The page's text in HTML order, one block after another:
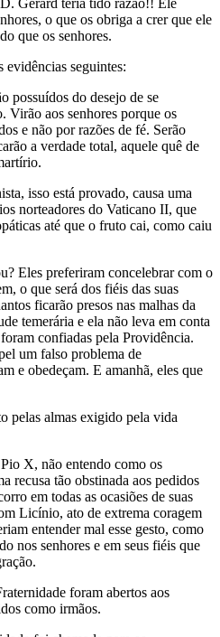
Gérard teria tido razão!! Ele
o que os obriga a crer que ele
que os senhores.
evidências seguintes:
possuídos do desejo de se
Virão aos senhores porque os
e não por razões de fé. Serão
a verdade total, aquele quê de
isso está provado, causa uma
norteadores do Vaticano II, que
até que o fruto cai, como caiu
Eles preferiram concelebrar com o
o que será dos fiéis das suas
ficarão presos nas malhas da
temerária e ela não leva em conta
confiadas pela Providência.
um falso problema de
e obedeçam. E amanhã, eles que
pelas almas exigido pela vida
X, não entendo como os
recusa tão obstinada aos pedidos
em todas as ocasiões de suas
Licínio, ato de extrema coragem
entender mal esse gesto, como
nos senhores e em seus fiéis que
foram abertos aos
como irmãos.